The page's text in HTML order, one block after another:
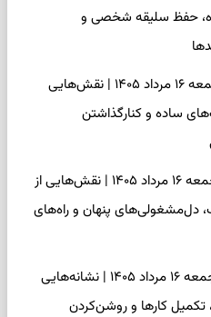
حفظ سلیقه شخصی و
فال چای امروز جمعه ۱۶ مرداد ۱۴۰۵ | نقش‌هایی
ساده و کنارگذاشتن
فال قهوه امروز جمعه ۱۶ مرداد ۱۴۰۵ | نقش‌هایی از
دل‌مشغولی‌های پنهان و راه‌های
فال شمع امروز جمعه ۱۶ مرداد ۱۴۰۵ | نشانه‌هایی
تکمیل کارها و روشن‌کردن